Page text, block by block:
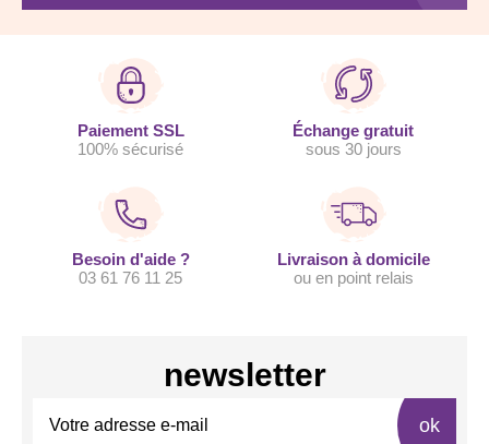
Paiement SSL
100% sécurisé
Échange gratuit
sous 30 jours
Besoin d'aide ?
03 61 76 11 25
Livraison à domicile
ou en point relais
newsletter
ok